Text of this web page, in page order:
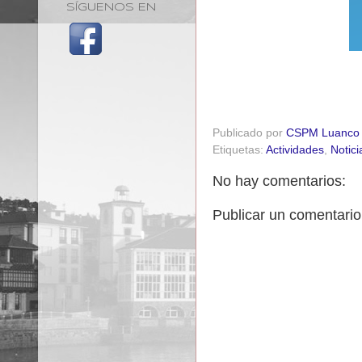
Publicado por CSPM Luanco
Etiquetas: Actividades,
No hay comentarios:
Publicar un comentario
SÍGUENOS EN